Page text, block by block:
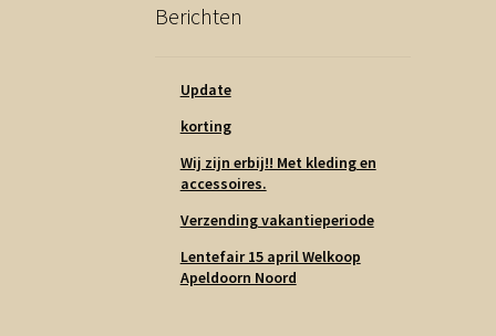
Berichten
Update
korting
Wij zijn erbij!! Met kleding en
accessoires.
Verzending vakantieperiode
Lentefair 15 april Welkoop
Apeldoorn Noord